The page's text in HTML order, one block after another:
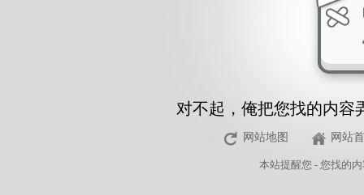
对不起，俺把您找的内容
网站地图 网站
本站提醒您 - 您找的